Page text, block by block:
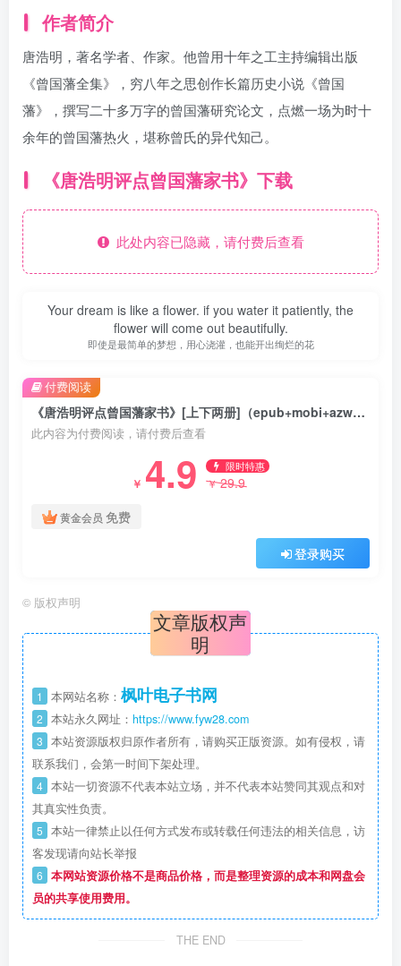
作者简介
唐浩明，著名学者、作家。他曾用十年之工主持编辑出版
《曾国藩全集》，穷八年之思创作长篇历史小说《曾国
藩》，撰写二十多万字的曾国藩研究论文，点燃一场为时十
余年的曾国藩热火，堪称曾氏的异代知己。
《唐浩明评点曾国藩家书》下载
此处内容已隐藏，请付费后查看
Your dream is like a flower. if you water it patiently, the
flower will come out beautifully.
即使是最简单的梦想，用心浇灌，也能开出绚烂的花
《唐浩明评点曾国藩家书》[上下两册]（epub+mobi+azw3+pdf）
此内容为付费阅读，请付费后查看
￥ 4.9 限时特惠
￥29.9
黄金会员 免费
登录购买
付费阅读
© 版权声明
文章版权声
明
1 本网站名称： 枫叶电子书网
2 本站永久网址： https://www.fyw28.com
3 本站资源版权归原作者所有，请购买正版资源。如有侵权，请
联系我们，会第一时间下架处理。
4 本站一切资源不代表本站立场，并不代表本站赞同其观点和对
其真实性负责。
5 本站一律禁止以任何方式发布或转载任何违法的相关信息，访
客发现请向站长举报
6 本网站资源价格不是商品价格，而是整理资源的成本和网盘会
员的共享使用费用。
THE END